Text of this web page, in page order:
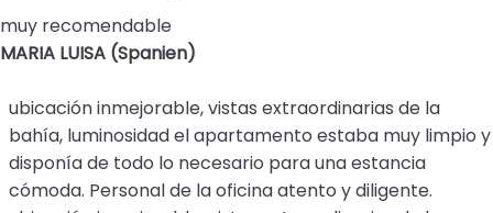
muy recomendable
MARIA LUISA (Spanien)
ubicación inmejorable, vistas extraordinarias de la
bahía, luminosidad el apartamento estaba muy limpio y
disponía de todo lo necesario para una estancia
cómoda. Personal de la oficina atento y diligente.